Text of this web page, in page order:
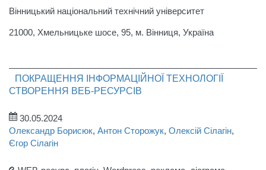
Вінницький національний технічний університет
21000, Хмельницьке шосе, 95, м. Вінниця, Україна
ПОКРАЩЕННЯ ІНФОРМАЦІЙНОЇ ТЕХНОЛОГІЇ
СТВОРЕННЯ ВЕБ-РЕСУРСІВ
30.05.2024
Олександр Борисюк, Антон Сторожук, Олексій Сілагін,
Єгор Сілагін